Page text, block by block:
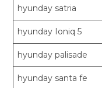
hyunday satria
hyunday Ioniq 5
hyunday palisade
hyunday santa fe